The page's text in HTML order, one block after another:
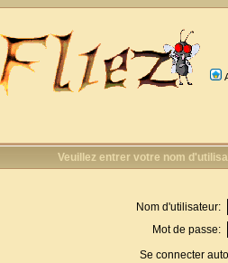
Veuillez entrer votre nom
Nom d'utilisateur:
Mot de passe:
Se connecter